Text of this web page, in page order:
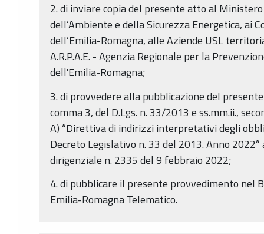
2. di inviare copia del presente atto al
dell’Ambiente e della Sicurezza Energetica, ai
dell’Emilia-Romagna, alle Aziende USL
A.R.P.A.E. - Agenzia Regionale per la
dell'Emilia-Romagna;
3. di provvedere alla pubblicazione del
comma 3, del D.Lgs. n. 33/2013 e ss.mm.ii.,
A) “Direttiva di indirizzi interpretativi degli
Decreto Legislativo n. 33 del 2013. Anno
dirigenziale n. 2335 del 9 febbraio 2022;
4. di pubblicare il presente provvedimento nel
Emilia-Romagna Telematico.